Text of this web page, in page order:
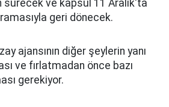
sürecek ve kapsül 11 Aralık'ta
geri dönecek.
ajansının diğer şeylerin yanı
ve fırlatmadan önce bazı
gerekiyor.